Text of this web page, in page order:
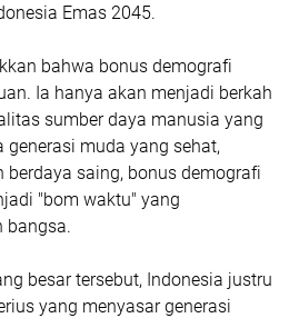
Emas 2045.
bahwa bonus demografi
Ia hanya akan menjadi berkah
sumber daya manusia yang
generasi muda yang sehat,
berdaya saing, bonus demografi
"bom waktu" yang
bangsa.
besar tersebut, Indonesia justru
yang menyasar generasi